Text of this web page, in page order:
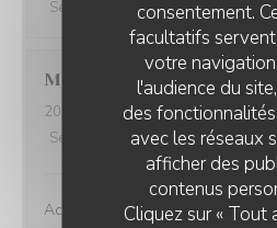
consentement.
facultatifs
votre
l'audience du
des
avec les réseaux
afficher des
contenus
Cliquez sur « Tout
Service
Ambiance:5/5
Michele
2026-08-03- 12:15 - Couverts 4
Service
Ambiance :5/5
Accueil service et plats
L'AUBERGE AUX